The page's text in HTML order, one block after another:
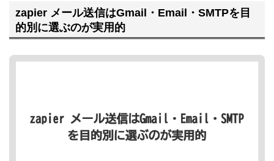
zapier メール送信はGmail・Email・SMTPを目
的別に選ぶのが実用的